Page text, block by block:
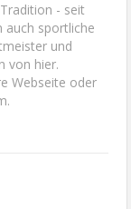
- seit
auch sportliche
und
von hier.
Webseite oder